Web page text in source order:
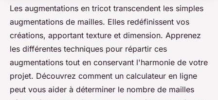
Les augmentations en tricot transcendent les simples
augmentations de mailles. Elles redéfinissent vos
créations, apportant texture et dimension. Apprenez
les différentes techniques pour répartir ces
augmentations tout en conservant l'harmonie de votre
projet. Découvrez comment un calculateur en ligne
peut vous aider à déterminer le nombre de mailles